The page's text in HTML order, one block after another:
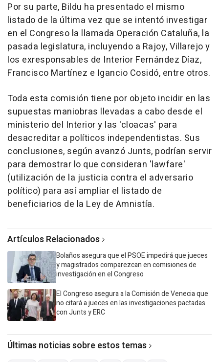
Por su parte, Bildu ha presentado el mismo
listado de la última vez que se intentó investigar
en el Congreso la llamada Operación Cataluña, la
pasada legislatura, incluyendo a Rajoy, Villarejo y
los exresponsables de Interior Fernández Díaz,
Francisco Martínez e Igancio Cosidó, entre otros.
Toda esta comisión tiene por objeto incidir en las
supuestas maniobras llevadas a cabo desde el
ministerio del Interior y las 'cloacas' para
desacreditar a políticos independentistas. Sus
conclusiones, según avanzó Junts, podrían servir
para demostrar lo que consideran 'lawfare'
(utilización de la justicia contra el adversario
político) para así ampliar el listado de
beneficiarios de la Ley de Amnistía.
Artículos Relacionados
Bolaños asegura que el PSOE impedirá que jueces
y magistrados comparezcan en comisiones de
investigación en el Congreso
El Congreso asegura a la Comisión de Venecia que
no citará a jueces en las investigaciones pactadas
con Junts y ERC
Últimas noticias sobre estos temas